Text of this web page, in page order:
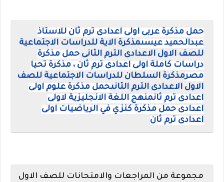
حمل مذكرة عربى اولى اعدادى ترم ثان للاستاذ
عبدالحميد عيسىمذكرة الاية للدراسات الاجتماعية
للصف الاول الاعدادى الترم الثانى حمل مذكرة
دراسات كاملة اولى اعدادى ترم ثان ، مذكرة تحيا
مصرمذكرة السلطان للدراسات الاجتماعية للصف
الاول الاعدادى الترم الثانىحمل مذكرة علوم اولى
اعدادى ترم ثانمنهج اللغة الانجليزية لاولى
اعدادى حمل مذكرة كنزي في الرياضيات اولى
اعدادى ترم ثان
مجموعة من المراجعات والامتحانات للصف الاول